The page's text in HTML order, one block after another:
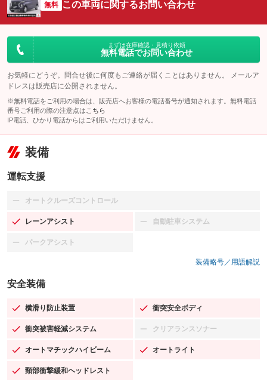
無料 この車両に関するお問い合わせ
まずは在庫確認・見積り依頼
無料電話でお問い合わせ
お気軽にどうぞ。問合せ後に何度もご連絡が届くことはありません。 メールア
ドレスは販売店に公開されません。
※無料電話をご利用の場合は、販売店へお客様の電話番号が通知されます。無料電話
番号ご利用の際の注意点は こちら
IP電話、ひかり電話からはご利用いただけません。
装備
運転支援
オートクルーズコントロール
：装備なし
レーンアシスト
：装備あり 自動駐車システム
：装備なし
パークアシスト
：装備なし
装備略号／用語解説
安全装備
横滑り防止装置
：装備あり 衝突安全ボディ
：装備あり
衝突被害軽減システム
：装備あり クリアランスソナー
：装備なし
オートマチックハイビーム
：装備あり オートライト
：装備あり
頸部衝撃緩和ヘッドレスト
：装備あり